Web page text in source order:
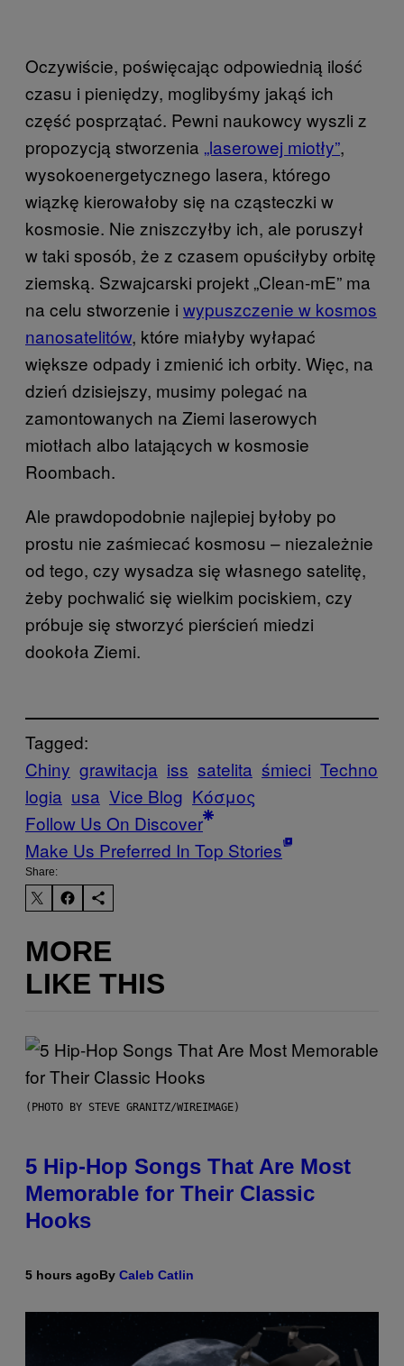
Oczywiście, poświęcając odpowiednią ilość
czasu i pieniędzy, moglibyśmy jakąś ich
część posprzątać. Pewni naukowcy wyszli z
propozycją stworzenia „laserowej miotły”,
wysokoenergetycznego lasera, którego
wiązkę kierowałoby się na cząsteczki w
kosmosie. Nie zniszczyłby ich, ale poruszył
w taki sposób, że z czasem opuściłyby orbitę
ziemską. Szwajcarski projekt „Clean-mE” ma
na celu stworzenie i wypuszczenie w kosmos
nanosatelitów, które miałyby wyłapać
większe odpady i zmienić ich orbity. Więc, na
dzień dzisiejszy, musimy polegać na
zamontowanych na Ziemi laserowych
miotłach albo latających w kosmosie
Roombach.
Ale prawdopodobnie najlepiej byłoby po
prostu nie zaśmiecać kosmosu – niezależnie
od tego, czy wysadza się własnego satelitę,
żeby pochwalić się wielkim pociskiem, czy
próbuje się stworzyć pierścień miedzi
dookoła Ziemi.
Tagged:
Chiny grawitacja iss satelita śmieci Techno
logia usa Vice Blog Κόσμος
Follow Us On Discover
Make Us Preferred In Top Stories
Share:
MORE
LIKE THIS
(PHOTO BY STEVE GRANITZ/WIREIMAGE)
5 Hip-Hop Songs That Are Most
Memorable for Their Classic
Hooks
5 hours agoBy Caleb Catlin